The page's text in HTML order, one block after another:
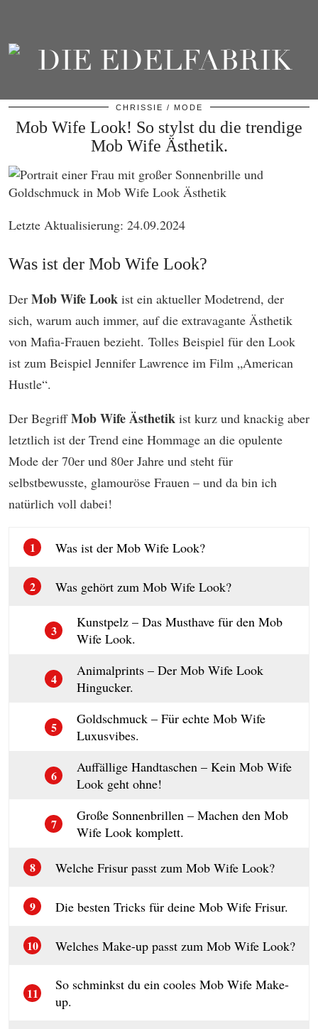
CHRISSIE MODE
Mob Wife Look! So stylst du die trendige
Mob Wife Ästhetik.
Letzte Aktualisierung: 24.09.2024
Was ist der Mob Wife Look?
Der Mob Wife Look ist ein aktueller Modetrend, der
sich, warum auch immer, auf die extravagante Ästhetik
von Mafia-Frauen bezieht. Tolles Beispiel für den Look
ist zum Beispiel Jennifer Lawrence im Film „American
Hustle“.
Der BegriffMob Wife Ästhetik ist kurz und knackig aber
letztlich ist der Trend eine Hommage an die opulente
Mode der 70er und 80er Jahre und steht für
selbstbewusste, glamouröse Frauen – und da bin ich
natürlich voll dabei!
1 Was ist der Mob Wife Look?
2 Was gehört zum Mob Wife Look?
3
Kunstpelz – Das Musthave für den Mob
Wife Look.
4
Animalprints – Der Mob Wife Look
Hingucker.
5
Goldschmuck – Für echte Mob Wife
Luxusvibes.
6
Auffällige Handtaschen – Kein Mob Wife
Look geht ohne!
7
Große Sonnenbrillen – Machen den Mob
Wife Look komplett.
8 Welche Frisur passt zum Mob Wife Look?
9 Die besten Tricks für deine Mob Wife Frisur.
10 Welches Make-up passt zum Mob Wife Look?
11
So schminkst du ein cooles Mob Wife Make-
up.